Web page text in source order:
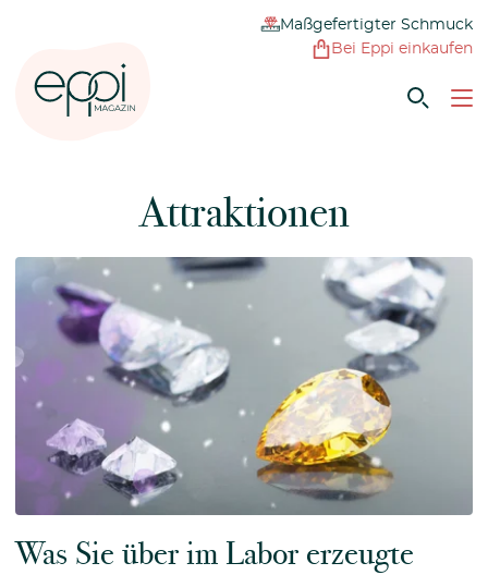
Maßgefertigter Schmuck
Bei Eppi einkaufen
Attraktionen
Was Sie über im Labor erzeugte